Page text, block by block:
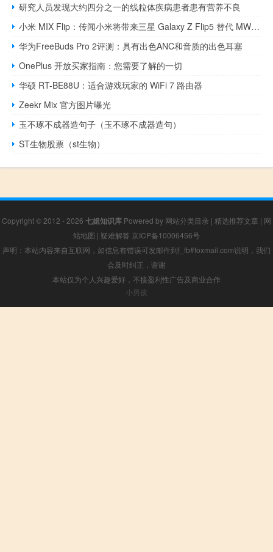
研究人员发现大约四分之一的线粒体疾病患者患有营养不良
小米 MIX Flip：传闻小米将带来三星 Galaxy Z Flip5 替代 MWC 2024
华为FreeBuds Pro 2评测：具有出色ANC和音质的出色耳塞
OnePlus 开放买家指南：您需要了解的一切
华硕 RT-BE88U：适合游戏玩家的 WiFi 7 路由器
Zeekr Mix 官方图片曝光
玉不琢不成器造句子（玉不琢不成器造句）
ST生物股票（st生物）
Copyright © 2012 - 2026 七姐知识库 Powered by 网站分类目录 | 精选推荐文章 | 网
站地图 | 疑难解答 京ICP备10006456号
声明：本站内容来自互联网，如信息有错误可发邮件到f_fb#foxmail.com说明，我们
会及时纠正，谢谢
本站仅为个人兴趣爱好，不接盈利性广告及商业合作
小男孩